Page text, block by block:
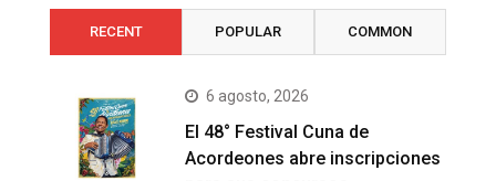
RECENT POPULAR COMMON
6 agosto, 2026
El 48° Festival Cuna de
Acordeones abre inscripciones